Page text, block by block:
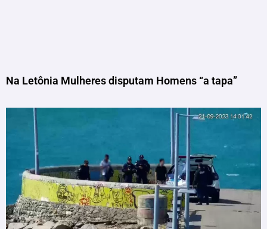
Na Letônia Mulheres disputam Homens “a tapa”